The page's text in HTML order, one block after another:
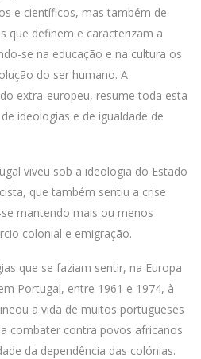
e científicos, mas também de
que definem e caracterizam a
se na educação e na cultura os
do ser humano. A
extra-europeu, resume toda esta
ideologias e de igualdade de
viveu sob a ideologia do Estado
que também sentiu a crise
mantendo mais ou menos
colonial e emigração.
que se faziam sentir, na Europa
Portugal, entre 1961 e 1974, à
a vida de muitos portugueses
combater contra povos africanos
da dependência das colónias.